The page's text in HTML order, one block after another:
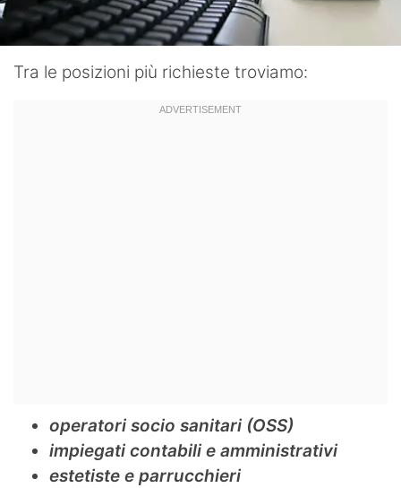
Tra le posizioni più richieste troviamo:
operatori socio sanitari (OSS)
impiegati contabili e amministrativi
estetiste e parrucchieri